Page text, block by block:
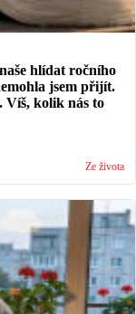
hlídat ročního
jsem přijít.
Víš, kolik nás to
Ze života